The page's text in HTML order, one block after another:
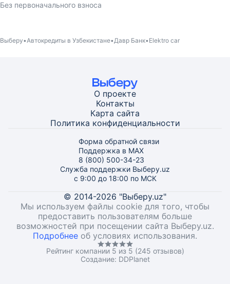
Без первоначального взноса
Выберу Автокредиты в Узбекистане Давр Банк Elektro car
О проекте
Контакты
Карта сайта
Политика конфиденциальности
Форма обратной связи
Поддержка в MAX
8 (800) 500-34-23
Служба поддержки Выберу.uz
с 9:00 до 18:00 по МСК
© 2014-2026 "Выберу.uz"
Мы используем файлы cookie для того, чтобы
предоставить пользователям больше
возможностей при посещении сайта Выберу.uz.
Подробнее об условиях использования.
Рейтинг компании 5 из 5 (245 отзывов)
Создание: DDPlanet